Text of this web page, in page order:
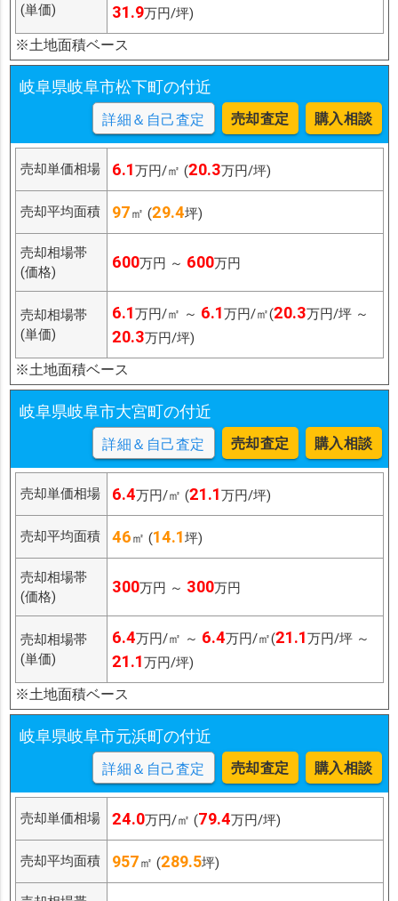
(単価)
31.9万円/坪)
※土地面積ベース
岐阜県岐阜市松下町の付近
詳細＆自己査定 売却査定 購入相談
売却単価相場 6.1万円/㎡ (20.3万円/坪)
売却平均面積 97㎡ (29.4坪)
売却相場帯
(価格)
600万円 ～ 600万円
売却相場帯
(単価)
6.1万円/㎡ ～ 6.1万円/㎡(20.3万円/坪 ～
20.3万円/坪)
※土地面積ベース
岐阜県岐阜市大宮町の付近
詳細＆自己査定 売却査定 購入相談
売却単価相場 6.4万円/㎡ (21.1万円/坪)
売却平均面積 46㎡ (14.1坪)
売却相場帯
(価格)
300万円 ～ 300万円
売却相場帯
(単価)
6.4万円/㎡ ～ 6.4万円/㎡(21.1万円/坪 ～
21.1万円/坪)
※土地面積ベース
岐阜県岐阜市元浜町の付近
詳細＆自己査定 売却査定 購入相談
売却単価相場 24.0万円/㎡ (79.4万円/坪)
売却平均面積 957㎡ (289.5坪)